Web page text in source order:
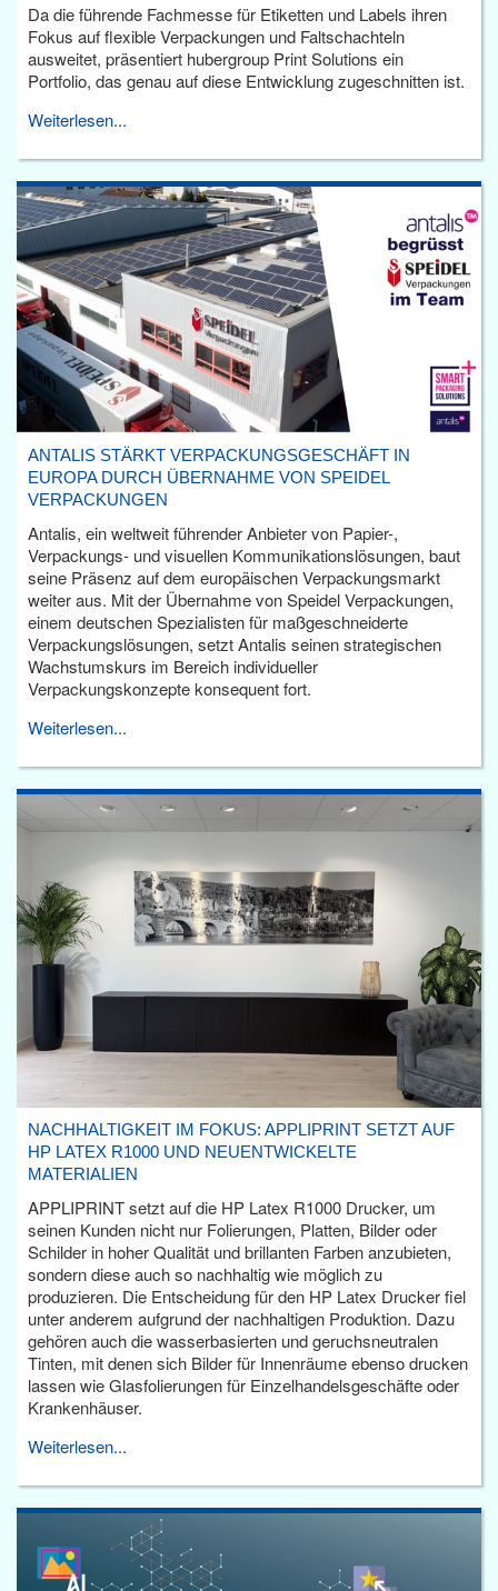
Da die führende Fachmesse für Etiketten und Labels ihren
Fokus auf flexible Verpackungen und Faltschachteln
ausweitet, präsentiert hubergroup Print Solutions ein
Portfolio, das genau auf diese Entwicklung zugeschnitten ist.
Weiterlesen...
ANTALIS STÄRKT VERPACKUNGSGESCHÄFT IN
EUROPA DURCH ÜBERNAHME VON SPEIDEL
VERPACKUNGEN
Antalis, ein weltweit führender Anbieter von Papier-,
Verpackungs- und visuellen Kommunikationslösungen, baut
seine Präsenz auf dem europäischen Verpackungsmarkt
weiter aus. Mit der Übernahme von Speidel Verpackungen,
einem deutschen Spezialisten für maßgeschneiderte
Verpackungslösungen, setzt Antalis seinen strategischen
Wachstumskurs im Bereich individueller
Verpackungskonzepte konsequent fort.
Weiterlesen...
NACHHALTIGKEIT IM FOKUS: APPLIPRINT SETZT AUF
HP LATEX R1000 UND NEUENTWICKELTE
MATERIALIEN
APPLIPRINT setzt auf die HP Latex R1000 Drucker, um
seinen Kunden nicht nur Folierungen, Platten, Bilder oder
Schilder in hoher Qualität und brillanten Farben anzubieten,
sondern diese auch so nachhaltig wie möglich zu
produzieren. Die Entscheidung für den HP Latex Drucker fiel
unter anderem aufgrund der nachhaltigen Produktion. Dazu
gehören auch die wasserbasierten und geruchsneutralen
Tinten, mit denen sich Bilder für Innenräume ebenso drucken
lassen wie Glasfolierungen für Einzelhandelsgeschäfte oder
Krankenhäuser.
Weiterlesen...